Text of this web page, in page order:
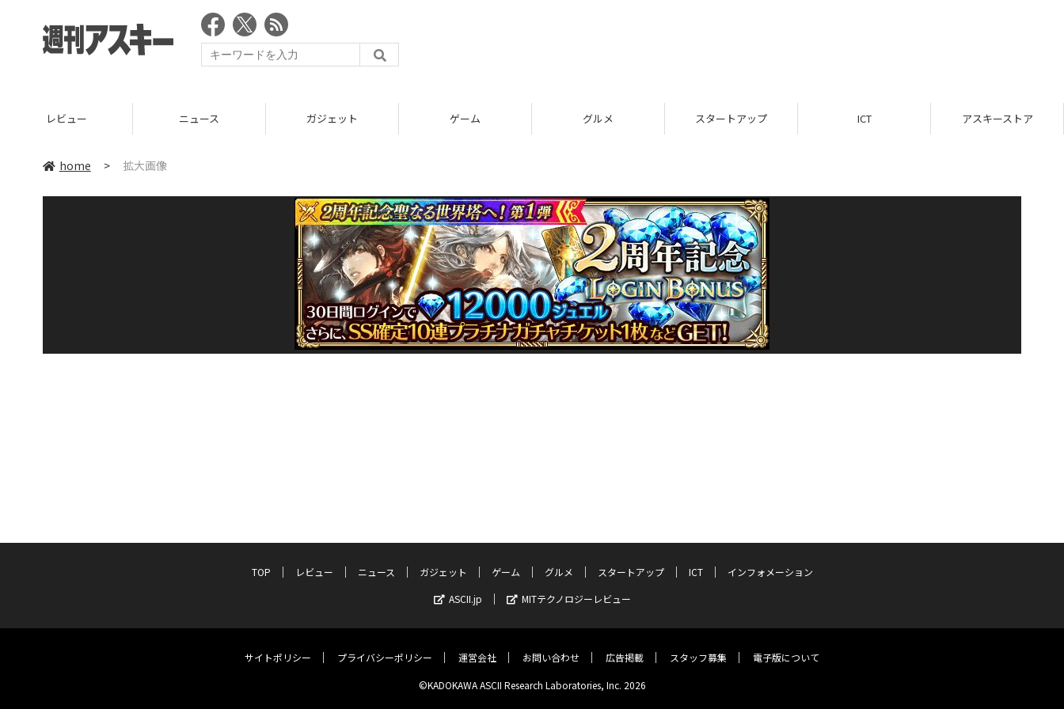
レビュー ニュース ガジェット ゲーム グルメ スタートアップ ICT アスキーストア
home > 拡大画像
TOP レビュー ニュース ガジェット ゲーム グルメ スタートアップ ICT
インフォメーション
ASCII.jp
MITテクノロジーレビュー
サイトポリシー プライバシーポリシー 運営会社 お問い合わせ 広告掲載 スタッフ募集 電子版について
©KADOKAWA ASCII Research Laboratories, Inc. 2026